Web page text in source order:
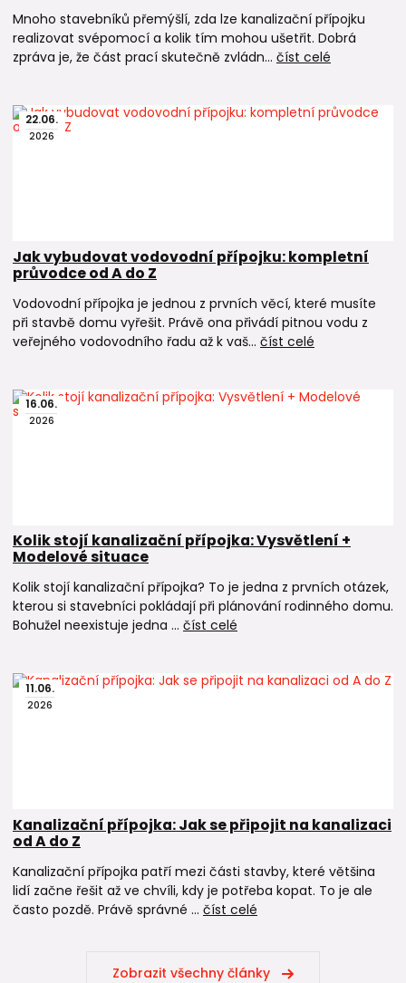
Mnoho stavebníků přemýšlí, zda lze kanalizační přípojku
realizovat svépomocí a kolik tím mohou ušetřit. Dobrá
zpráva je, že část prací skutečně zvládn... číst celé
22.06.
2026
Jak vybudovat vodovodní přípojku: kompletní
průvodce od A do Z
Vodovodní přípojka je jednou z prvních věcí, které musíte
při stavbě domu vyřešit. Právě ona přivádí pitnou vodu z
veřejného vodovodního řadu až k vaš... číst celé
16.06.
2026
Kolik stojí kanalizační přípojka: Vysvětlení +
Modelové situace
Kolik stojí kanalizační přípojka? To je jedna z prvních otázek,
kterou si stavebníci pokládají při plánování rodinného domu.
Bohužel neexistuje jedna ... číst celé
11.06.
2026
Kanalizační přípojka: Jak se připojit na kanalizaci
od A do Z
Kanalizační přípojka patří mezi části stavby, které většina
lidí začne řešit až ve chvíli, kdy je potřeba kopat. To je ale
často pozdě. Právě správné ... číst celé
Zobrazit všechny články